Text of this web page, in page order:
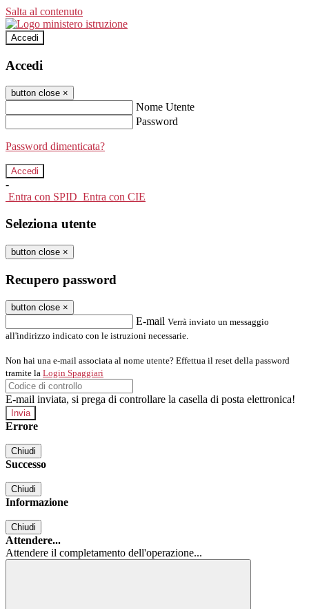
Salta al contenuto
Accedi
Accedi
button close ×
Nome Utente
Password
Password dimenticata?
-
Entra con SPID Entra con CIE
Seleziona utente
button close ×
Recupero password
button close ×
E-mail Verrà inviato un messaggio
all'indirizzo indicato con le istruzioni necessarie.
Non hai una e-mail associata al nome utente? Effettua il reset della password
tramite la Login Spaggiari
E-mail inviata, si prega di controllare la casella di posta elettronica!
Errore
Chiudi
Successo
Chiudi
Informazione
Chiudi
Attendere...
Attendere il completamento dell'operazione...